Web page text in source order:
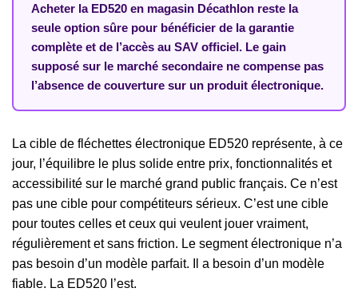
Acheter la ED520 en magasin Décathlon reste la
seule option sûre pour bénéficier de la garantie
complète et de l’accès au SAV officiel. Le gain
supposé sur le marché secondaire ne compense pas
l’absence de couverture sur un produit électronique.
La cible de fléchettes électronique ED520 représente, à ce
jour, l’équilibre le plus solide entre prix, fonctionnalités et
accessibilité sur le marché grand public français. Ce n’est
pas une cible pour compétiteurs sérieux. C’est une cible
pour toutes celles et ceux qui veulent jouer vraiment,
régulièrement et sans friction. Le segment électronique n’a
pas besoin d’un modèle parfait. Il a besoin d’un modèle
fiable. La ED520 l’est.